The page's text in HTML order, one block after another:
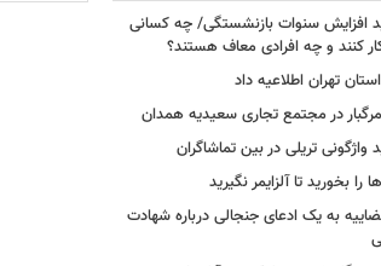
افزایش سنوات بازنشستگی/ چه کسانی
کنند و چه افرادی معاف هستند؟
تهران اطلاعیه داد
در مجتمع تجاری سعیدیه همدان
واژگونی تریلی در بین تماشاگران
را بخورید تا آلزایمر نگیرید
به یک ادعای جنجالی درباره شهادت